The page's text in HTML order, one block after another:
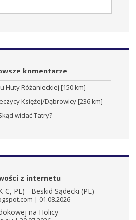
komentarze
Huty Różanieckiej [150 km]
Księżej/Dąbrowicy [236 km]
widać Tatry?
z internetu
C, PL) - Beskid Sądecki (PL)
01.08.2026
na Holicy